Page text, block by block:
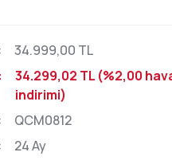
34.999,00 TL
34.299,02 TL (%2,00
indirimi)
QCM0812
24 Ay